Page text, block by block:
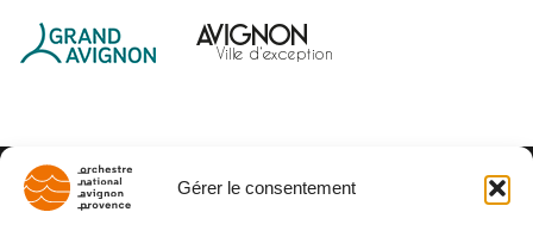
Gérer le consentement